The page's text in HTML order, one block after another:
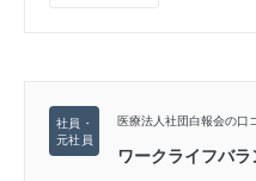
医療法人社団白報会の口
ワークライフバラ